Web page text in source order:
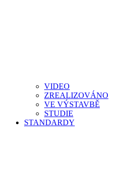
VIDEO
ZREALIZOVÁNO
VE VÝSTAVBĚ
STUDIE
STANDARDY